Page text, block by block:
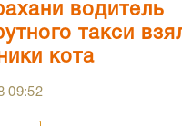
водитель
такси
кота
09:52